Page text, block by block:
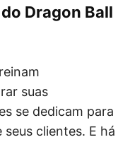
Dragon Ball
suas
se dedicam para
clientes. E há